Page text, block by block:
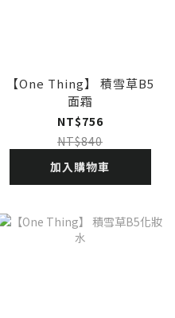
【One Thing】 積雪草B5
面霜
NT$756
NT$840
加入購物車